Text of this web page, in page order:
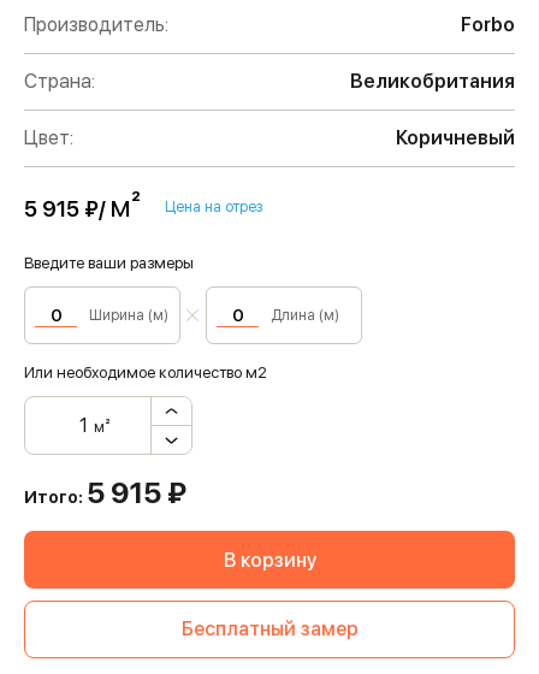
Производитель: Forbo
Страна: Великобритания
Цвет: Коричневый
5 915 ₽/ м² Цена на отрез
Введите ваши размеры
Ширина (м) Длина (м)
Или необходимое количество м2
м²
Итого: 5 915 ₽
В корзину
Бесплатный замер